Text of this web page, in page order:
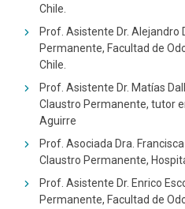
Chile.
Prof. Asistente Dr. Alejandro
Permanente, Facultad de
Chile.
Prof. Asistente Dr. Matías
Claustro Permanente, tutor
Aguirre
Prof. Asociada Dra.
Claustro Permanente,
Prof. Asistente Dr. Enrico
Permanente, Facultad de